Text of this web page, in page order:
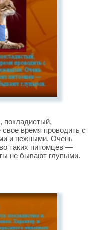
покладистый,
время проводить с
и нежными. Очень
таких питомцев —
не бывают глупыми.